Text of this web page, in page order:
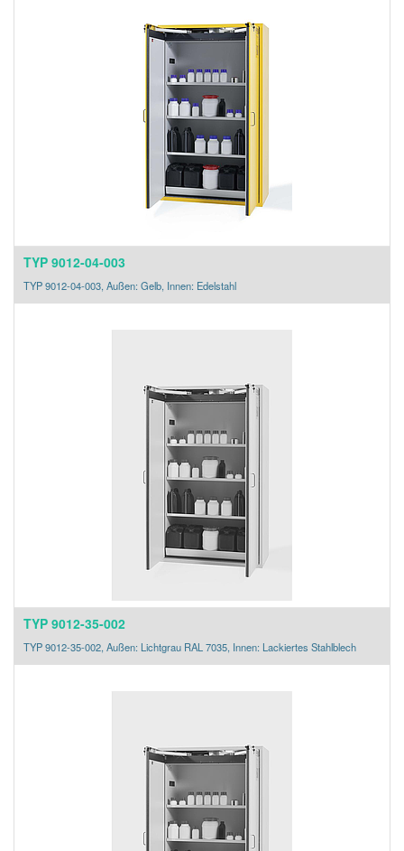
TYP 9012-04-003
TYP 9012-04-003, Außen: Gelb, Innen: Edelstahl
TYP 9012-35-002
TYP 9012-35-002, Außen: Lichtgrau RAL 7035, Innen: Lackiertes Stahlblech